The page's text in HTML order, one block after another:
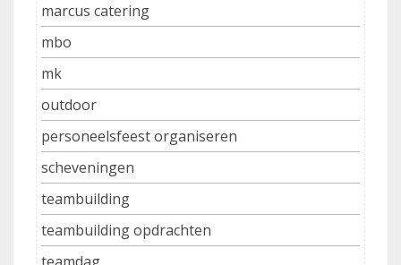
marcus catering
mbo
mk
outdoor
personeelsfeest organiseren
scheveningen
teambuilding
teambuilding opdrachten